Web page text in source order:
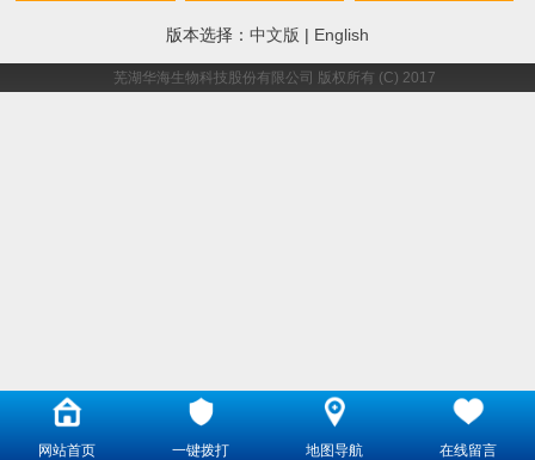
版本选择： 中文版 | English
芜湖华海生物科技股份有限公司 版权所有 (C) 2017
网站首页 一键拨打 地图导航 在线留言